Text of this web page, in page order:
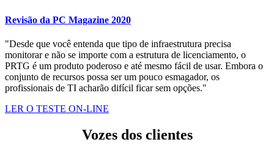
Revisão da PC Magazine 2020
"Desde que você entenda que tipo de infraestrutura precisa
monitorar e não se importe com a estrutura de licenciamento, o
PRTG é um produto poderoso e até mesmo fácil de usar. Embora o
conjunto de recursos possa ser um pouco esmagador, os
profissionais de TI acharão difícil ficar sem opções."
LER O TESTE ON-LINE
Vozes dos clientes